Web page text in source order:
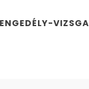
VIZSGA